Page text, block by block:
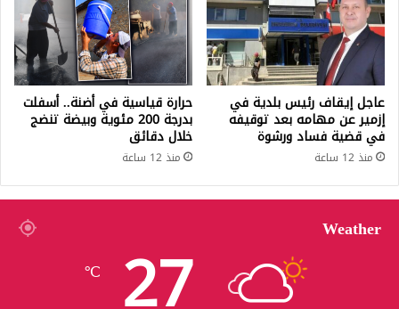
عاجل إيقاف رئيس بلدية في
إزمير عن مهامه بعد توقيفه
في قضية فساد ورشوة
منذ 12 ساعة
حرارة قياسية في أضنة.. أسفلت
بدرجة 200 مئوية وبيضة تنضج
خلال دقائق
منذ 12 ساعة
Weather
℃